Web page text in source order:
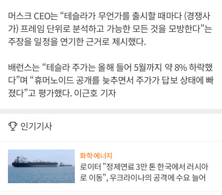
머스크 CEO는 “테슬라가 무언가를 출시할 때마다 (경쟁사
가) 프레임 단위로 분석하고 가능한 모든 것을 모방한다”는
주장을 일정을 연기한 근거로 제시했다.
배런스는 “테슬라 주가는 올해 들어 5월까지 약 8% 하락했
다”며 “휴머노이드 공개를 늦추면서 주가가 답보 상태에 빠
졌다”고 평가했다. 이근호 기자
인기기사
화학·에너지
로이터 "정제연료 3만 톤 한국에서 러시아
로 이동", 우크라이나의 공격에 수요 늘어